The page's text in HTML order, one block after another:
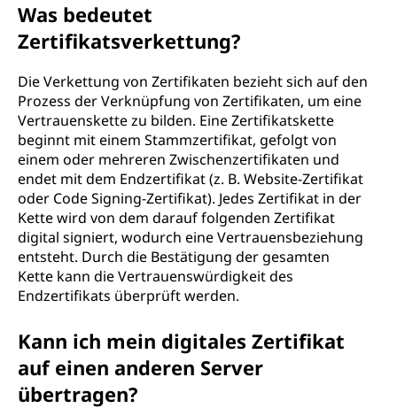
Was bedeutet
Zertifikatsverkettung?
Die Verkettung von Zertifikaten bezieht sich auf den
Prozess der Verknüpfung von Zertifikaten, um eine
Vertrauenskette zu bilden. Eine Zertifikatskette
beginnt mit einem Stammzertifikat, gefolgt von
einem oder mehreren Zwischenzertifikaten und
endet mit dem Endzertifikat (z. B. Website-Zertifikat
oder Code Signing-Zertifikat). Jedes Zertifikat in der
Kette wird von dem darauf folgenden Zertifikat
digital signiert, wodurch eine Vertrauensbeziehung
entsteht. Durch die Bestätigung der gesamten
Kette kann die Vertrauenswürdigkeit des
Endzertifikats überprüft werden.
Kann ich mein digitales Zertifikat
auf einen anderen Server
übertragen?